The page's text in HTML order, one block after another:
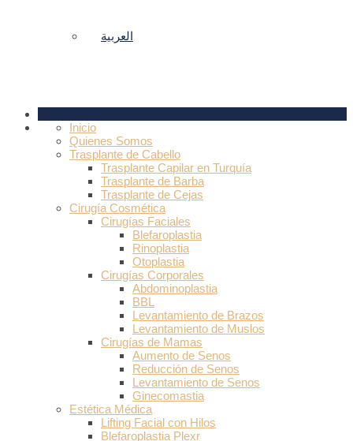
العربية
Inicio
Quienes Somos
Trasplante de Cabello
Trasplante Capilar en Turquía
Trasplante de Barba
Trasplante de Cejas
Cirugía Cosmética
Cirugías Faciales
Blefaroplastia
Rinoplastia
Otoplastia
Cirugías Corporales
Abdominoplastia
BBL
Levantamiento de Brazos
Levantamiento de Muslos
Cirugías de Mamas
Aumento de Senos
Reducción de Senos
Levantamiento de Senos
Ginecomastia
Estética Médica
Lifting Facial con Hilos
Blefaroplastia Plexr